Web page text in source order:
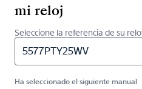
mi reloj
Seleccione la referencia de su
5577PTY25WV
Ha seleccionado el siguiente manual